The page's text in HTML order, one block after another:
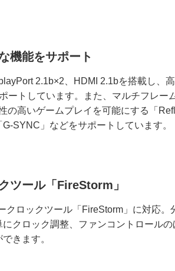
機能をサポート
2.1b×2、HDMI 2.1bを搭載し、
ートしています。また、マルチフレー
の高いゲームプレイを可能にする「
SYNC」などをサポートしています。
ツール「FireStorm」
クロックツール「FireStorm」に対応。
クロック調整、ファンコントロール
きます。